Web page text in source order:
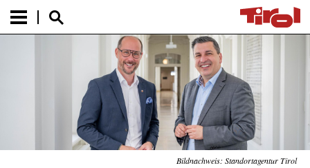
Bildnachweis: Standortagentur Tirol